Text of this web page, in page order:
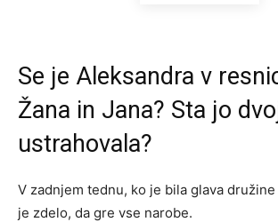
Se je Aleksandra v
Žana in Jana? Sta jo
ustrahovala?
V zadnjem tednu, ko je bila glava družine
je zdelo, da gre vse narobe.